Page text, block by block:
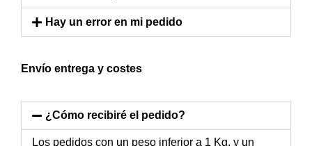
Hay un error en mi pedido
Envío entrega y costes
¿Cómo recibiré el pedido?
Los pedidos con un peso inferior a 1 Kg. y un